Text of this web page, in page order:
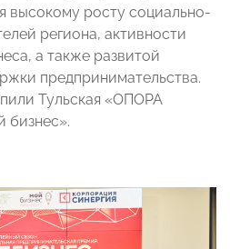
высокому росту социально-
региона, активности
а также развитой
предпринимательства.
Тульская «ОПОРА